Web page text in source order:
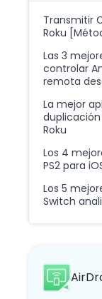
Transmitir
Roku
Las 3
controlar
remota
La mejor
Roku
Los 4
PS2 para
Los 5
Switch